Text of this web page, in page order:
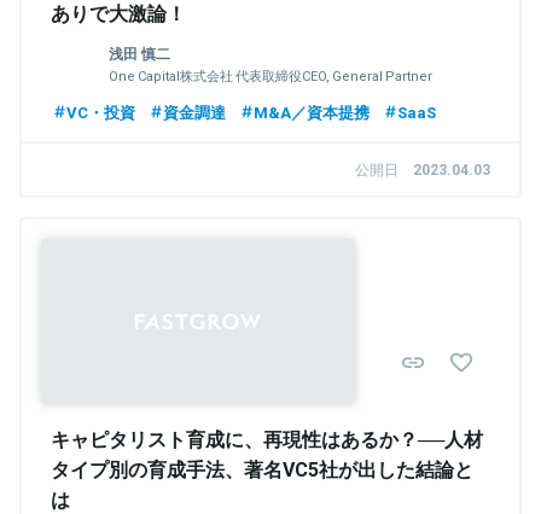
ありで大激論！
浅田 慎二
One Capital株式会社 代表取締役CEO, General Partner
VC・投資 資金調達 M&A／資本提携 SaaS
公開日 2023.04.03
キャピタリスト育成に、再現性はあるか？──人材
タイプ別の育成手法、著名VC5社が出した結論と
は